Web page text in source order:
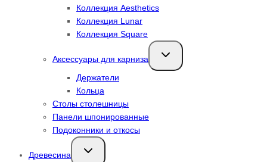
Коллекция Aesthetics
Коллекция Lunar
Коллекция Square
Аксессуары для карниза
Переключить
дочернее
Держатели
Кольца
Столы столешницы
Панели шпонированные
Подоконники и откосы
Древесина
Переключить
дочернее